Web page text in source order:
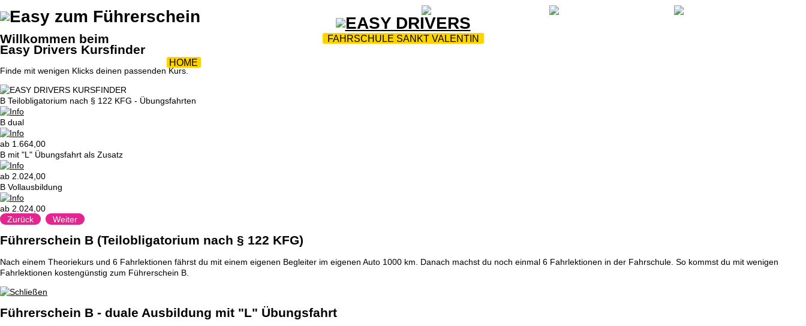
FAHRSCHULE SANKT VALENTIN
HOME
Willkommen beim
Easy Drivers Kursfinder
Finde mit wenigen Klicks deinen passenden Kurs.
B Teilobligatorium nach § 122 KFG - Übungsfahrten
B dual
ab 1.664,00
B mit "L" Übungsfahrt als Zusatz
ab 2.024,00
B Vollausbildung
ab 2.024,00
Zurück
Weiter
Führerschein B (Teilobligatorium nach § 122 KFG)
Nach einem Theoriekurs und 6 Fahrlektionen fährst du mit einem eigenen Begleiter im eigenen Auto 1000 km. Danach machst du noch einmal 6 Fahrlektionen in der Fahrschule. So kommst du mit wenigen
Fahrlektionen kostengünstig zum Führerschein B.
Führerschein B - duale Ausbildung mit "L" Übungsfahrt